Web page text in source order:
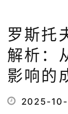
罗斯托
解析：
影响的
2025-